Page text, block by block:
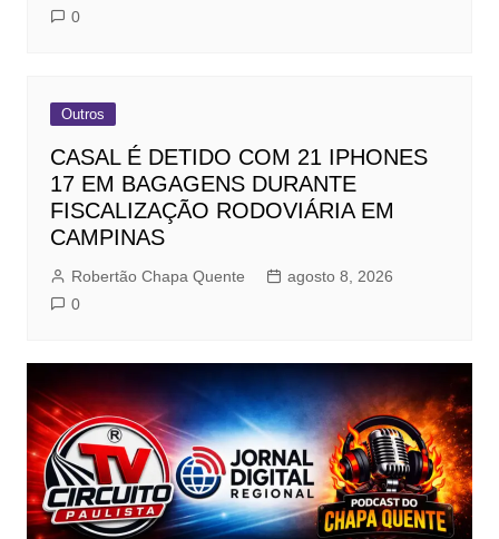
0
Outros
CASAL É DETIDO COM 21 IPHONES
17 EM BAGAGENS DURANTE
FISCALIZAÇÃO RODOVIÁRIA EM
CAMPINAS
Robertão Chapa Quente
agosto 8, 2026
0